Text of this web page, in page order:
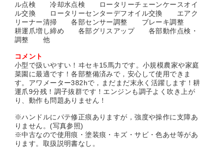
ル点検 冷却水点検 ロータリーチェーンケースオイ
ル交換 ロータリーセンターデフオイル交換 エアク
リーナー清掃 各部センサー調整 ブレーキ調整
耕運爪増し締め 各部グリスアップ 各部動作点検・
調整 他
コメント
小型で扱いやすい！ヰセキ15馬力です。小規模農家や家庭
菜園に最適です！各部整備済みで，安心して使用できま
す。アワメーター382hで，まだまだ末永く活躍します！耕
運爪9分残！調子抜群です！エンジンも調子よく吹き上が
り、動作も問題ありません！
※ハンドルにパテ修正痕ありますが，強度や操作に支障あ
りません。(写真参照)
※中古なので使用痕・塗装痕・キズ・サビ・色あせ等があ
ります。取扱説明書なし。